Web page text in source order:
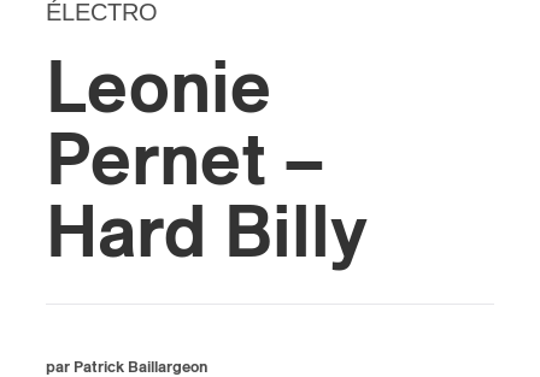
ÉLECTRO
Leonie
Pernet –
Hard Billy
par Patrick Baillargeon